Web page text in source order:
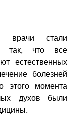
врачи стали
так, что все
естественных
болезней
этого момента
духов были